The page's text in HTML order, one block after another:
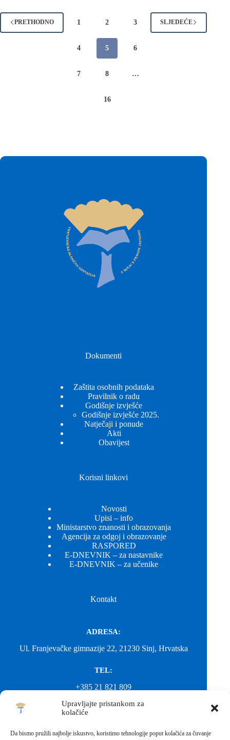
Upravljajte pristankom za
kolačiće
Da bismo pružili najbolje iskustvo, koristimo tehnologije poput kolačića za čuvanje
PRETHODNO 1 2 3
4 5 6
7 8 …
16
SLJEDEĆE
Dokumenti
Zaštita osobnih podataka
Pravilnik o radu
Godišnje izvješće
Godišnje izvješće 2025.
Natječaji i ponude
Akti
Obavijest
Korisni linkovi
Novosti
Upisi – info
Ministarstvo znanosti i obrazovanja
Agencija za odgoj i obrazovanje
RASPORED
E-DNEVNIK – za nastavnike
E-DNEVNIK – za učenike
Kontakt
ADRESA:
Ul. Franjevačke gimnazije 22, 21230 Sinj, Hrvatska
TEL:
+385 21 821 809
EMAIL: